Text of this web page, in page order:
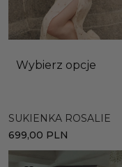
Wybierz opcje
SUKIENKA ROSALIE
699,00 PLN